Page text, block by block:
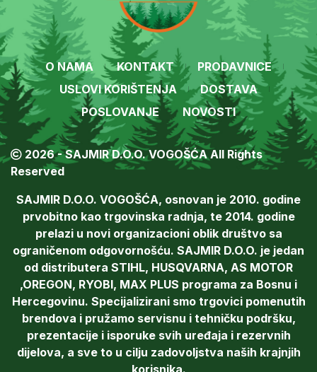
O NAMA KONTAKT
PRODAVNICE
USLOVI KORIŠTENJA
DOSTAVA
POSLOVANJE
NOVOSTI
2026 - SAJMIR D.O.O. VOGOŠĆA All Rights
Reserved
SAJMIR D.O.O. VOGOŠĆA, osnovan je 2010. godine
prvobitno kao trgovinska radnja, te 2014. godine
prelazi u novi organizacioni oblik društvo sa
ograničenom odgovornošću. SAJMIR D.O.O. je jedan
od distributera STIHL, HUSQVARNA, AS MOTOR
,OREGON, RYOBI, MAX PLUS programa za Bosnu i
Hercegovinu. Specijalizirani smo trgovici pomenutih
brendova i pružamo servisnu i tehničku podršku,
prezentacije i isporuke svih uređaja i rezervnih
dijelova, a sve to u cilju zadovoljstva naših krajnjih